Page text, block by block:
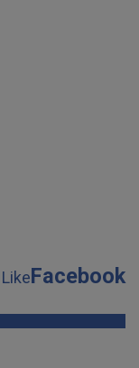
LikeFacebook